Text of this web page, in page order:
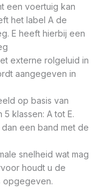
een voertuig kan
het label A de
E heeft hierbij een
externe rolgeluid in
aangegeven in
op basis van
klassen: A tot E.
een band met de
snelheid wat mag
houdt u de
opgegeven.